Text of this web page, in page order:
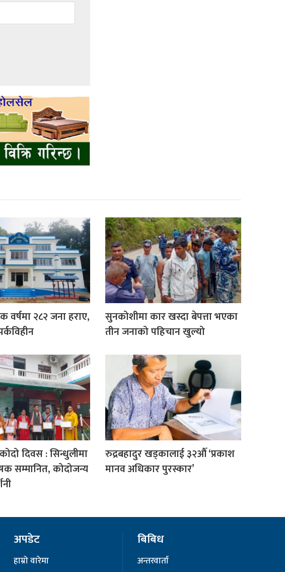
वर्षमा २८२ जना हराए,
सुनकोशीमा कार खस्दा बेपत्ता भएका
तीन जनाको पहिचान खुल्यो
कोदो दिवस : सिन्धुलीमा
सम्मानित, कोदोजन्य
रुद्रबहादुर खड्कालाई ३२औँ ‘प्रकाश
मानव अधिकार पुरस्कार’
अपडेट
हाम्रो वारेमा
बिबिध
अन्तरवार्ता